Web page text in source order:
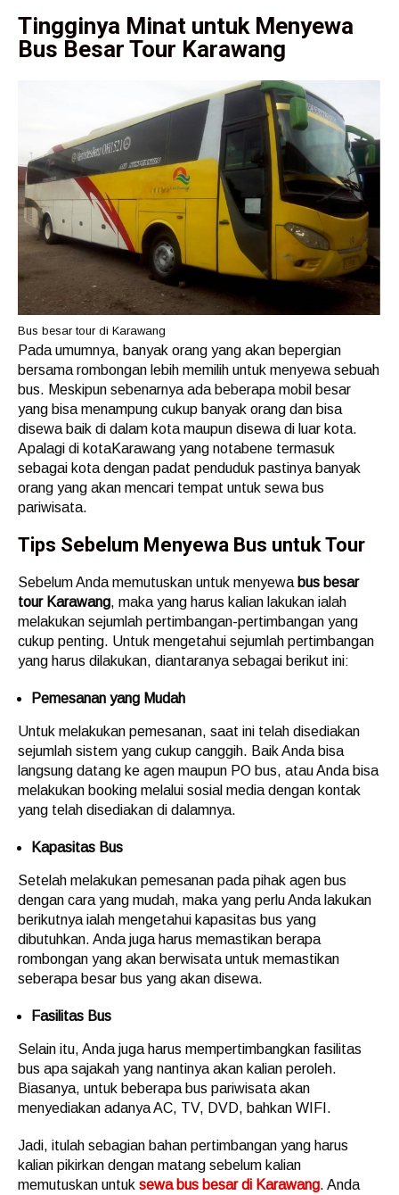
Tingginya Minat untuk Menyewa
Bus Besar Tour Karawang
Bus besar tour di Karawang
Pada umumnya, banyak orang yang akan bepergian
bersama rombongan lebih memilih untuk menyewa sebuah
bus. Meskipun sebenarnya ada beberapa mobil besar
yang bisa menampung cukup banyak orang dan bisa
disewa baik di dalam kota maupun disewa di luar kota.
Apalagi di kotaKarawang yang notabene termasuk
sebagai kota dengan padat penduduk pastinya banyak
orang yang akan mencari tempat untuk sewa bus
pariwisata.
Tips Sebelum Menyewa Bus untuk Tour
Sebelum Anda memutuskan untuk menyewa bus besar
tour Karawang, maka yang harus kalian lakukan ialah
melakukan sejumlah pertimbangan-pertimbangan yang
cukup penting. Untuk mengetahui sejumlah pertimbangan
yang harus dilakukan, diantaranya sebagai berikut ini:
Pemesanan yang Mudah
Untuk melakukan pemesanan, saat ini telah disediakan
sejumlah sistem yang cukup canggih. Baik Anda bisa
langsung datang ke agen maupun PO bus, atau Anda bisa
melakukan booking melalui sosial media dengan kontak
yang telah disediakan di dalamnya.
Kapasitas Bus
Setelah melakukan pemesanan pada pihak agen bus
dengan cara yang mudah, maka yang perlu Anda lakukan
berikutnya ialah mengetahui kapasitas bus yang
dibutuhkan. Anda juga harus memastikan berapa
rombongan yang akan berwisata untuk memastikan
seberapa besar bus yang akan disewa.
Fasilitas Bus
Selain itu, Anda juga harus mempertimbangkan fasilitas
bus apa sajakah yang nantinya akan kalian peroleh.
Biasanya, untuk beberapa bus pariwisata akan
menyediakan adanya AC, TV, DVD, bahkan WIFI.
Jadi, itulah sebagian bahan pertimbangan yang harus
kalian pikirkan dengan matang sebelum kalian
memutuskan untuk sewa bus besar di Karawang. Anda